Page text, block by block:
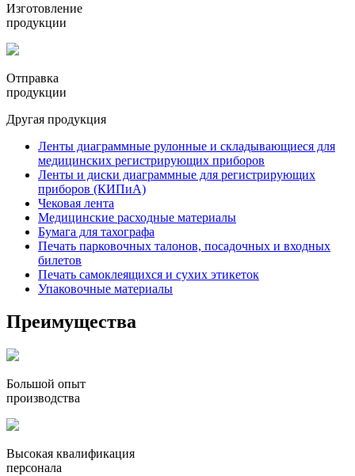
Изготовление
продукции
Отправка
продукции
Другая продукция
Ленты диаграммные рулонные и складывающиеся для
медицинских регистрирующих приборов
Ленты и диски диаграммные для регистрирующих
приборов (КИПиА)
Чековая лента
Медицинские расходные материалы
Бумага для тахографа
Печать парковочных талонов, посадочных и входных
билетов
Печать самоклеящихся и сухих этикеток
Упаковочные материалы
Преимущества
Большой опыт
производства
Высокая квалификация
персонала